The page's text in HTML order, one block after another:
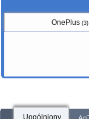
OnePlus(3)
Uogólniony